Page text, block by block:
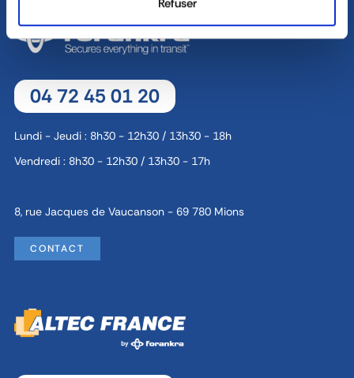
04 72 45 01 20
Lundi - Jeudi : 8h30 - 12h30 / 13h30 - 18h
Vendredi : 8h30 - 12h30 / 13h30 - 17h
8, rue Jacques de Vaucanson - 69 780 Mions
CONTACT